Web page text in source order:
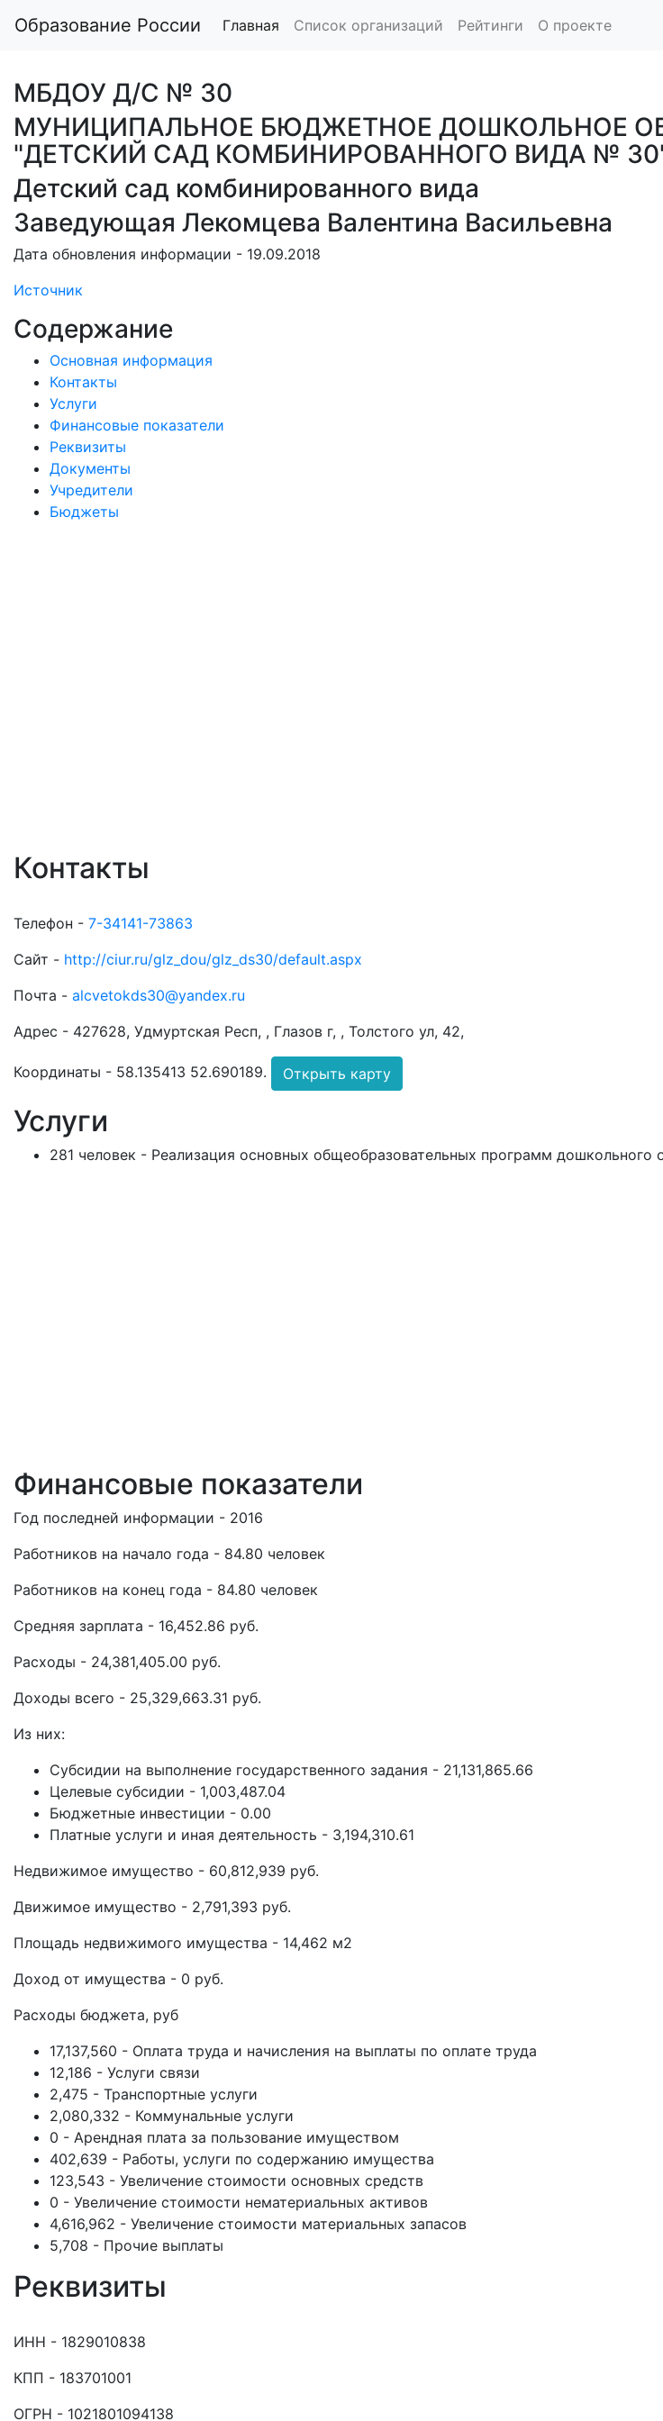
Образование России Главная Список организаций Рейтинги О проекте
МБДОУ Д/С № 30
МУНИЦИПАЛЬНОЕ БЮДЖЕТНОЕ ДОШКОЛЬНОЕ
"ДЕТСКИЙ САД КОМБИНИРОВАННОГО ВИДА №
Детский сад комбинированного вида
Заведующая Лекомцева Валентина Васильевна
Дата обновления информации - 19.09.2018
Источник
Содержание
Основная информация
Контакты
Услуги
Финансовые показатели
Реквизиты
Документы
Учредители
Бюджеты
Контакты
Телефон - 7-34141-73863
Сайт - http://ciur.ru/glz_dou/glz_ds30/default.aspx
Почта - alcvetokds30@yandex.ru
Адрес - 427628, Удмуртская Респ, , Глазов г, , Толстого ул, 42,
Координаты - 58.135413 52.690189. Открыть карту
Услуги
281 человек - Реализация основных общеобразовательных программ дошкольного
Финансовые показатели
Год последней информации - 2016
Работников на начало года - 84.80 человек
Работников на конец года - 84.80 человек
Средняя зарплата - 16,452.86 руб.
Расходы - 24,381,405.00 руб.
Доходы всего - 25,329,663.31 руб.
Из них:
Субсидии на выполнение государственного задания - 21,131,865.66
Целевые субсидии - 1,003,487.04
Бюджетные инвестиции - 0.00
Платные услуги и иная деятельность - 3,194,310.61
Недвижимое имущество - 60,812,939 руб.
Движимое имущество - 2,791,393 руб.
Площадь недвижимого имущества - 14,462 м2
Доход от имущества - 0 руб.
Расходы бюджета, руб
17,137,560 - Оплата труда и начисления на выплаты по оплате труда
12,186 - Услуги связи
2,475 - Транспортные услуги
2,080,332 - Коммунальные услуги
0 - Арендная плата за пользование имуществом
402,639 - Работы, услуги по содержанию имущества
123,543 - Увеличение стоимости основных средств
0 - Увеличение стоимости нематериальных активов
4,616,962 - Увеличение стоимости материальных запасов
5,708 - Прочие выплаты
Реквизиты
ИНН - 1829010838
КПП - 183701001
ОГРН - 1021801094138